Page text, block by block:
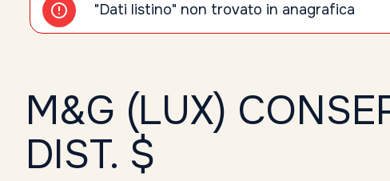
"Dati listino" non trovato in anagrafica
M&G (LUX)
DIST. $